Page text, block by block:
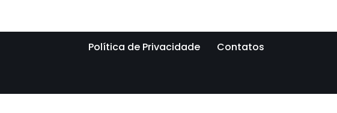
Política de Privacidade Contatos